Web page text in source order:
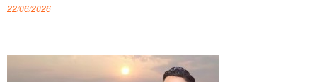
22/06/2026